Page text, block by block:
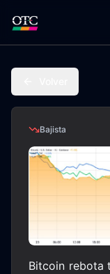
Bajista
Bitcoin rebota